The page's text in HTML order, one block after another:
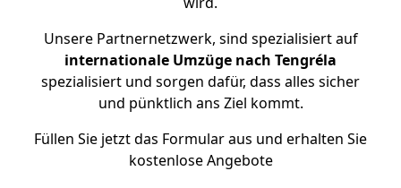
Unsere Partnernetzwerk, sind spezialisiert auf
internationale Umzüge nach Tengréla
spezialisiert und sorgen dafür, dass alles sicher
und pünktlich ans Ziel kommt.
Füllen Sie jetzt das Formular aus und erhalten Sie
kostenlose Angebote